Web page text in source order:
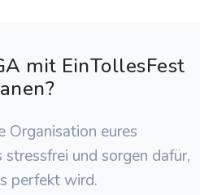
mit EinTollesFest
Organisation eures
und sorgen dafür,
perfekt wird.